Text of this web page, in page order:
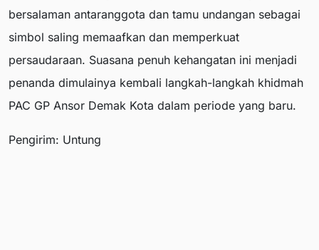
bersalaman antaranggota dan tamu undangan sebagai
simbol saling memaafkan dan memperkuat
persaudaraan. Suasana penuh kehangatan ini menjadi
penanda dimulainya kembali langkah-langkah khidmah
PAC GP Ansor Demak Kota dalam periode yang baru.
Pengirim: Untung